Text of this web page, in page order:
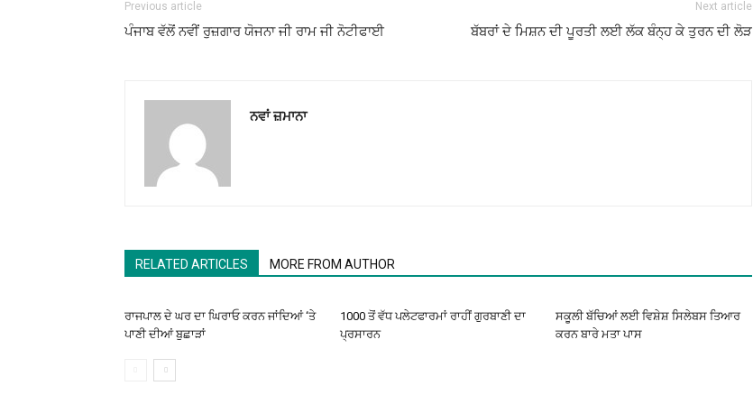
Previous article
ਪੰਜਾਬ ਵੱਲੋਂ ਨਵੀਂ ਰੁਜ਼ਗਾਰ ਯੋਜਨਾ ਜੀ ਰਾਮ ਜੀ ਨੋਟੀਫਾਈ
Next article
ਬੱਬਰਾਂ ਦੇ ਮਿਸ਼ਨ ਦੀ ਪੂਰਤੀ ਲਈ ਲੱਕ ਬੰਨ੍ਹ ਕੇ ਤੁਰਨ ਦੀ ਲੋੜ
ਨਵਾਂ ਜ਼ਮਾਨਾ
RELATED ARTICLES MORE FROM AUTHOR
ਰਾਜਪਾਲ ਦੇ ਘਰ ਦਾ ਘਿਰਾਓ ਕਰਨ ਜਾਂਦਿਆਂ ‘ਤੇ
ਪਾਣੀ ਦੀਆਂ ਬੁਛਾੜਾਂ
1000 ਤੋਂ ਵੱਧ ਪਲੇਟਫਾਰਮਾਂ ਰਾਹੀਂ ਗੁਰਬਾਣੀ ਦਾ
ਪ੍ਰਸਾਰਨ
ਸਕੂਲੀ ਬੱਚਿਆਂ ਲਈ ਵਿਸ਼ੇਸ਼ ਸਿਲੇਬਸ ਤਿਆਰ
ਕਰਨ ਬਾਰੇ ਮਤਾ ਪਾਸ